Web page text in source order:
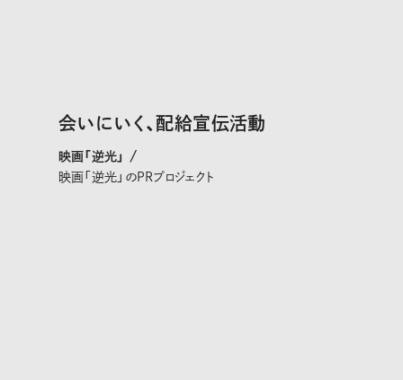
会いにいく、配給宣伝活動
映画「逆光」 /
映画「逆光」のPRプロジェクト